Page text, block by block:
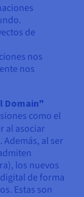
de
nos
nos
Domain"
como el
al asociar
al ser
los nuevos
de forma
Estas son